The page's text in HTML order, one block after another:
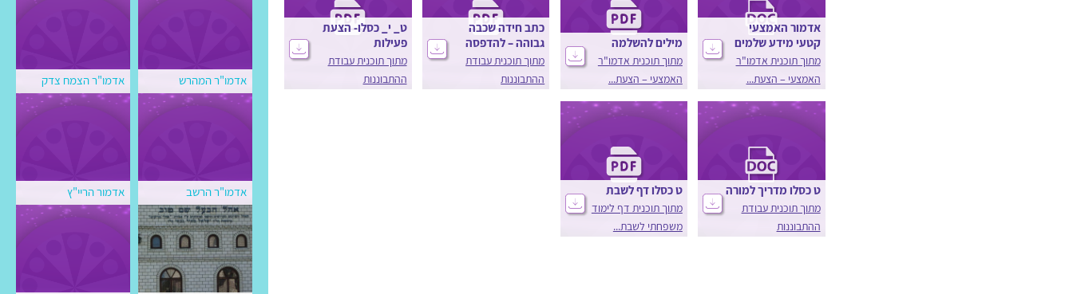
אדמור האמצעי
קטעי מידע שלמים
מתוך תוכנית אדמו"ר
האמצעי – הצעת...
מילים להשלמה
מתוך תוכנית אדמו"ר
האמצעי – הצעת...
כתב חידה שכבה
גבוהה – להדפסה
מתוך תוכנית עבודת
ההתבוננות
ט_ י_ כסלו- הצעת
פעילות
מתוך תוכנית עבודת
ההתבוננות
ט כסלו מדריך למורה
מתוך תוכנית עבודת
ההתבוננות
ט כסלו דף לשבת
מתוך תוכנית דף לימוד
משפחתי לשבת...
אדמו"ר המהרש אדמו"ר הצמח צדק
אדמו"ר הרשב אדמור הריי"ץ